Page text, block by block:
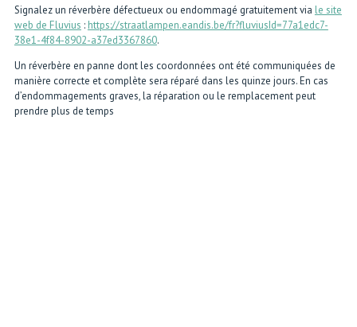
Signalez un réverbère défectueux ou endommagé gratuitement via le site
web de Fluvius : https://straatlampen.eandis.be/fr?fluviusId=77a1edc7-
38e1-4f84-8902-a37ed3367860.
Un réverbère en panne dont les coordonnées ont été communiquées de
manière correcte et complète sera réparé dans les quinze jours. En cas
d’endommagements graves, la réparation ou le remplacement peut
prendre plus de temps